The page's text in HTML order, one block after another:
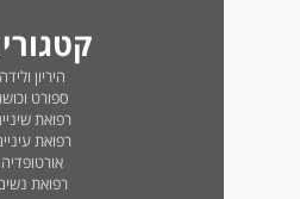
היריון ולידה
ספורט
רפואת
רפואת
אורטופדיה
רפואת